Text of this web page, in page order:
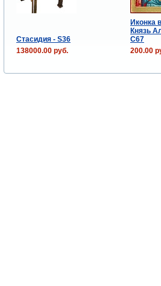
Стасидия - S36
Иконка
Князь
C67
138000.00 руб.
200.00